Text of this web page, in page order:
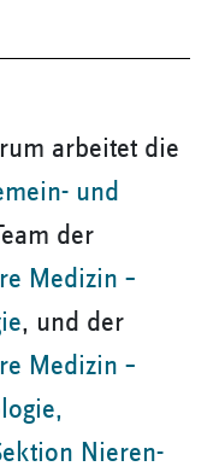
arbeitet die
und
der
Medizin –
, und der
Medizin –
Nieren-